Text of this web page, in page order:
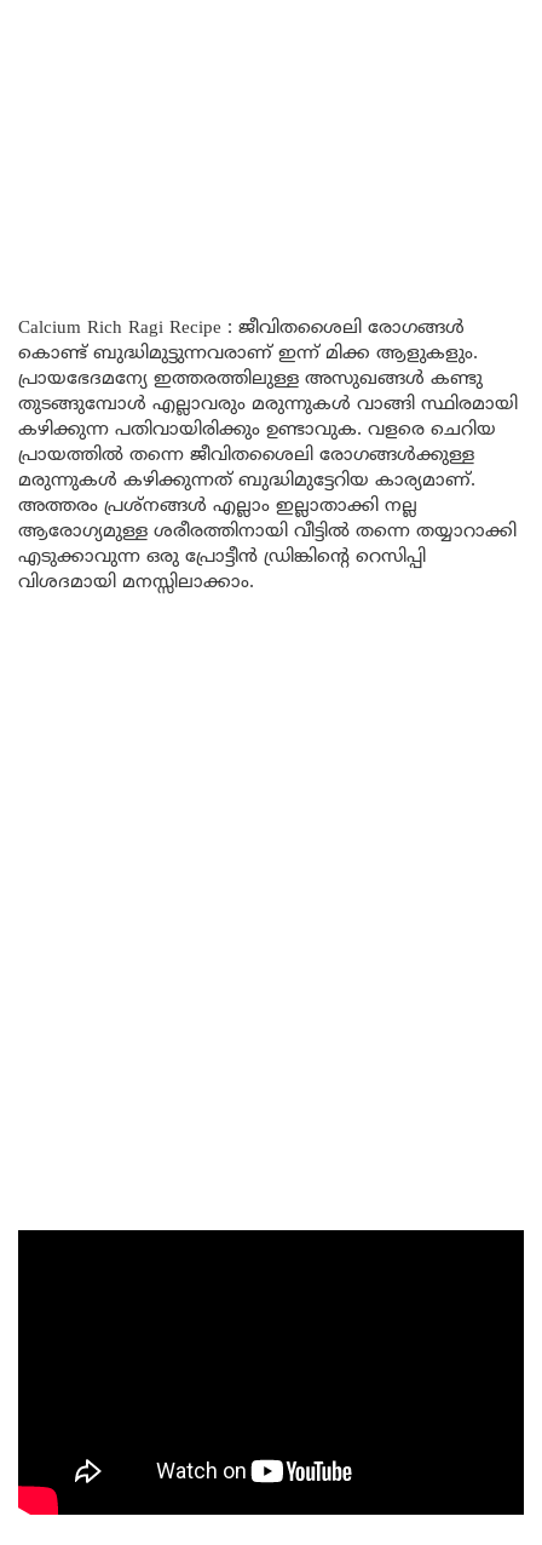
Calcium Rich Ragi Recipe : ജീവിതശൈലി രോഗങ്ങൾ
കൊണ്ട് ബുദ്ധിമുട്ടുന്നവരാണ് ഇന്ന് മിക്ക ആളുകളും.
പ്രായഭേദമന്യേ ഇത്തരത്തിലുള്ള അസുഖങ്ങൾ കണ്ടു
തുടങ്ങുമ്പോൾ എല്ലാവരും മരുന്നുകൾ വാങ്ങി സ്ഥിരമായി
കഴിക്കുന്ന പതിവായിരിക്കും ഉണ്ടാവുക. വളരെ ചെറിയ
പ്രായത്തിൽ തന്നെ ജീവിതശൈലി രോഗങ്ങൾക്കുള്ള
മരുന്നുകൾ കഴിക്കുന്നത് ബുദ്ധിമുട്ടേറിയ കാര്യമാണ്.
അത്തരം പ്രശ്നങ്ങൾ എല്ലാം ഇല്ലാതാക്കി നല്ല
ആരോഗ്യമുള്ള ശരീരത്തിനായി വീട്ടിൽ തന്നെ തയ്യാറാക്കി
എടുക്കാവുന്ന ഒരു പ്രോട്ടീൻ ഡ്രിങ്കിന്റെ റെസിപ്പി
വിശദമായി മനസ്സിലാക്കാം.